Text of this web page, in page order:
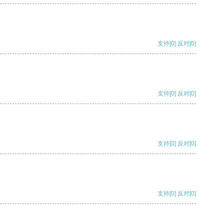
支持[0] 反对[0]
支持[0] 反对[0]
支持[0] 反对[0]
支持[0] 反对[0]